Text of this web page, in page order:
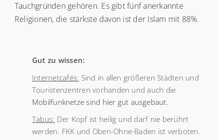
Tauchgründen gehören. Es gibt fünf anerkannte
Religionen, die stärkste davon ist der Islam mit 88%.
Gut zu wissen:
Internetcafés: Sind in allen größeren Städten und
Touristenzentren vorhanden und auch die
Mobilfunknetze sind hier gut ausgebaut.
Tabus: Der Kopf ist heilig und darf nie berührt
werden. FKK und Oben-Ohne-Baden ist verboten.